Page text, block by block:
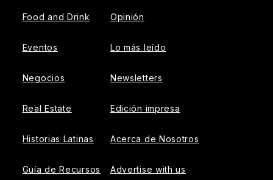
Food and Drink
Eventos
Negocios
Real Estate
Historias Latinas
Guía de Recursos
Opinión
Lo más leído
Newsletters
Edición impresa
Acerca de Nosotros
Advertise with us